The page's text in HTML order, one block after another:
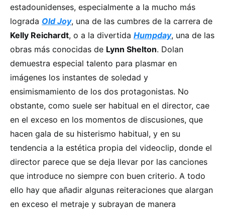
estadounidenses, especialmente a la mucho más
lograda Old Joy, una de las cumbres de la carrera de
Kelly Reichardt, o a la divertida Humpday, una de las
obras más conocidas de Lynn Shelton. Dolan
demuestra especial talento para plasmar en
imágenes los instantes de soledad y
ensimismamiento de los dos protagonistas. No
obstante, como suele ser habitual en el director, cae
en el exceso en los momentos de discusiones, que
hacen gala de su histerismo habitual, y en su
tendencia a la estética propia del videoclip, donde el
director parece que se deja llevar por las canciones
que introduce no siempre con buen criterio. A todo
ello hay que añadir algunas reiteraciones que alargan
en exceso el metraje y subrayan de manera